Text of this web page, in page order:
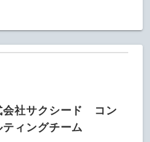
会社サクシード コン
ティングチーム